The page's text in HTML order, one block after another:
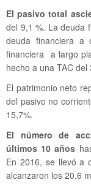
El pasivo total
del 9,1 %. La deuda
deuda financiera
financiera a largo
hecho a una TAC del
El patrimonio neto
del pasivo no
15,7%.
El número de
últimos 10 años
En 2016, se llevó a
alcanzaron los 20,6